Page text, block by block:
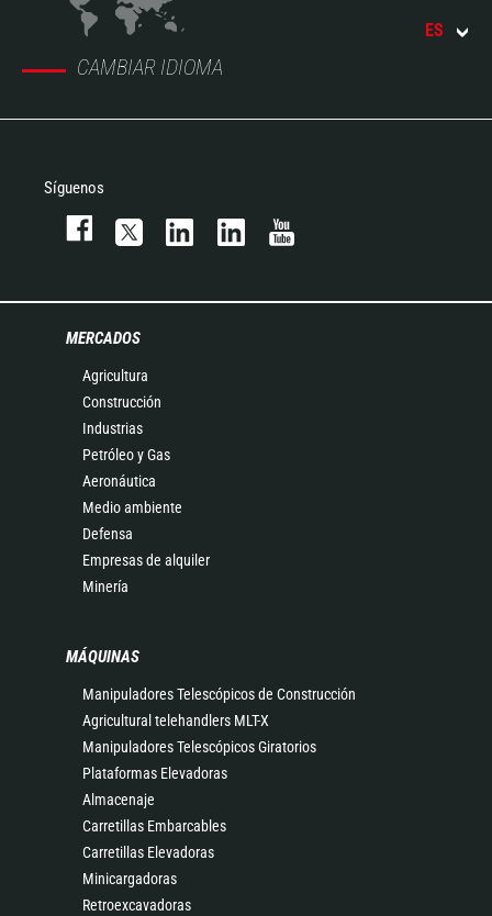
CAMBIAR IDIOMA
ES
Síguenos
MERCADOS
Agricultura
Construcción
Industrias
Petróleo y Gas
Aeronáutica
Medio ambiente
Defensa
Empresas de alquiler
Minería
MÁQUINAS
Manipuladores Telescópicos de Construcción
Agricultural telehandlers MLT-X
Manipuladores Telescópicos Giratorios
Plataformas Elevadoras
Almacenaje
Carretillas Embarcables
Carretillas Elevadoras
Minicargadoras
Retroexcavadoras